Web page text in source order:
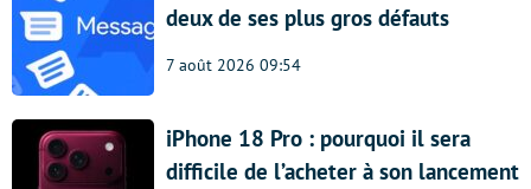
deux de ses plus gros défauts
7 août 2026 09:54
iPhone 18 Pro : pourquoi il sera
difficile de l’acheter à son lancement